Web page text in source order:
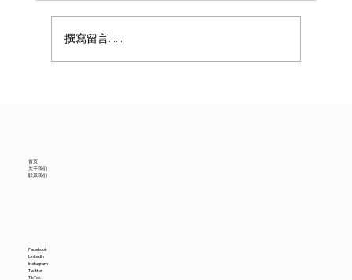
撰寫留言......
首页
关于我们
联系我们
Facebook
LinkedIn
Instagram
Twitter
TikTok